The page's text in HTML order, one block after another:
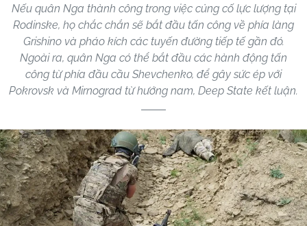
Nếu quân Nga thành công trong việc củng cố lực lượng tại
Rodinske, họ chắc chắn sẽ bắt đầu tấn công về phía làng
Grishino và pháo kích các tuyến đường tiếp tế gần đó.
Ngoài ra, quân Nga có thể bắt đầu các hành động tấn
công từ phía đầu cầu Shevchenko, để gây sức ép với
Pokrovsk và Mirnograd từ hướng nam, Deep State kết luận.